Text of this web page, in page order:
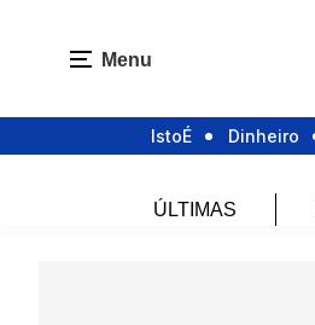
Menu
IstoÉ Dinheiro
ÚLTIMAS